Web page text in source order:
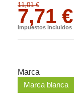
11,01 €
7,71 €
Impuestos incluidos
Marca
Marca blanca